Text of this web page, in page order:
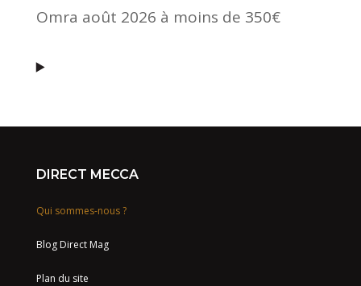
Omra août 2026 à moins de 350€
DIRECT MECCA
Qui sommes-nous ?
Blog Direct Mag
Plan du site